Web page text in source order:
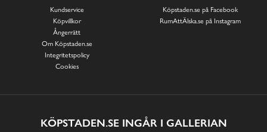
Kundservice
Köpvillkor
Ångerrätt
Om Köpstaden.se
Integritetspolicy
Cookies
Köpstaden.se på Facebook
RumAttÄlska.se på Instagram
KÖPSTADEN.SE INGÅR I GALLERIAN